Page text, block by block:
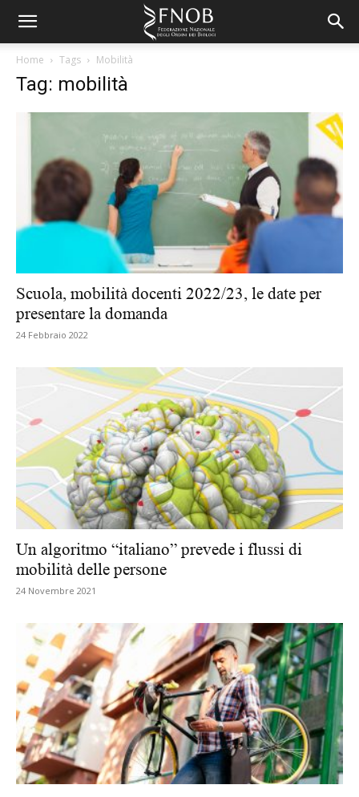
Home Tags Mobilità
Tag: mobilità
Scuola, mobilità docenti 2022/23, le date per
presentare la domanda
24 Febbraio 2022
Un algoritmo “italiano” prevede i flussi di
mobilità delle persone
24 Novembre 2021